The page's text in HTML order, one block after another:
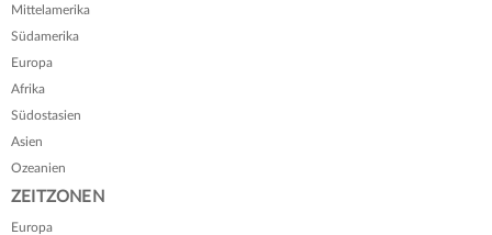
Mittelamerika
Südamerika
Europa
Afrika
Südostasien
Asien
Ozeanien
ZEITZONEN
Europa